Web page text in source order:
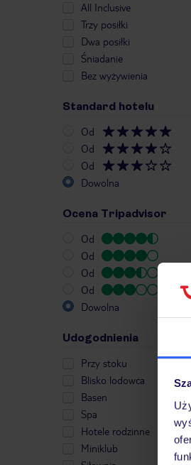
All Inclusive
Trzy posiłki
Dwa posiłki
Śniadanie
Bez wyżywienia
Standard hotelu
Od
Od
Od
Dowolna
Ocena Tripadvisor
Od
Od
Od
Od
Dowolna
Udogodnienia
Przy stoku
Blisko lodowca
Basen
Spa
Hotele rodzinne
Miniklub